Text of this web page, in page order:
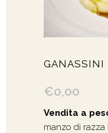
GANASSINI
€0,00
Vendita a
manzo di razza